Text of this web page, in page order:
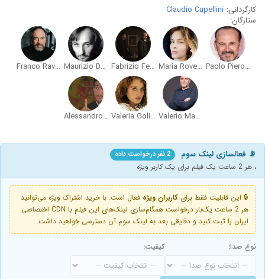
کارگردانی: Claudio Cupellini
ستارگان:
Paolo Pierobon
Maria Roveran
Fabrizio Ferracane
Maurizio Donadoni
Franco Ravera
Valerio Mastandrea
Valeria Golino
Alessandro Tedeschi
📡 فعالسازی لینک سوم 2 نفر درخواست داده
، هر 2 ساعت یک فیلم برای یک کاربر ویژه
🔒 این قابلیت فقط برای کاربران ویژه فعال است. با خرید اشتراک ویژه می‌توانید
هر 2 ساعت یک‌بار درخواست همگام‌سازی لینک‌های این فیلم با CDN اختصاصی
ایران را ثبت کنید و دقایقی بعد به لینک سوم آن دسترسی خواهید داشت
نوع صدا: کیفیت: